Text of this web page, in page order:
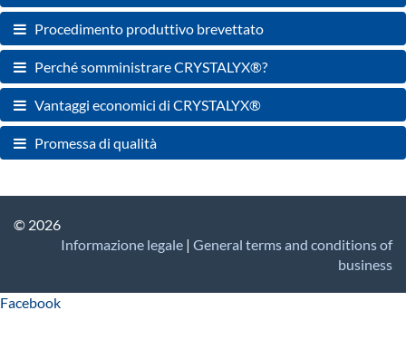
Procedimento produttivo brevettato
Perché somministrare CRYSTALYX®?
Vantaggi economici di CRYSTALYX®
Promessa di qualità
© 2026
Informazione legale | General terms and conditions of
business
Facebook